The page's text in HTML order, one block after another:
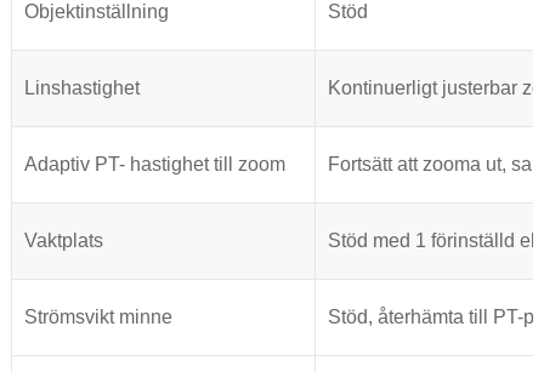
Objektinställning Stöd
Linshastighet Kontinuerligt justerbar
Adaptiv PT- hastighet till zoom Fortsätt att zooma ut,
Vaktplats Stöd med 1 förinställd
Strömsvikt minne Stöd, återhämta till PT-